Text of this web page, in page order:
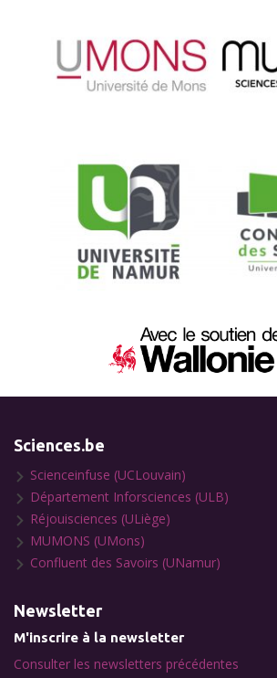
Sciences.be
Scienceinfuse (UCLouvain)
Département Inforsciences (ULB)
Réjouisciences (ULiège)
MUMONS (UMons)
Confluent des Savoirs (UNamur)
Newsletter
M'inscrire à la newsletter
Consulter les newsletters précédentes